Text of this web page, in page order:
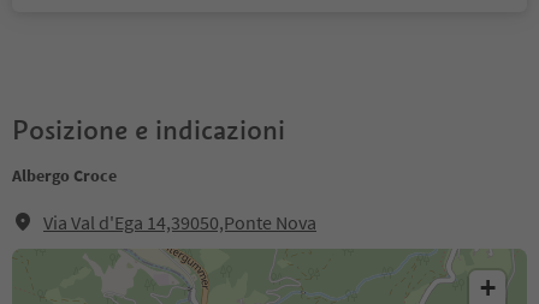
Posizione e indicazioni
Albergo Croce
Via Val d'Ega 14,39050,Ponte Nova
+